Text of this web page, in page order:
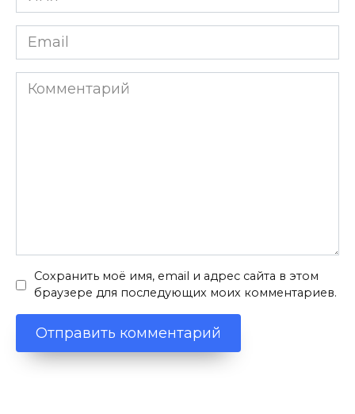
*
Email
*
Комментарий
Сохранить моё имя, email и адрес сайта в этом
браузере для последующих моих комментариев.